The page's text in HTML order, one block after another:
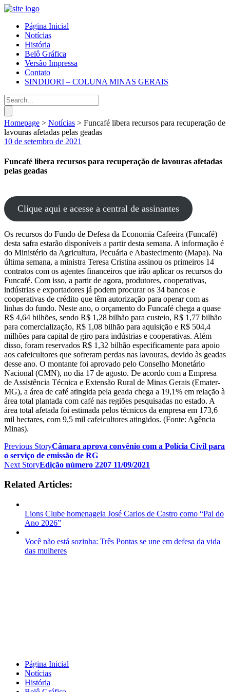
Página Inicial
Notícias
História
Belô Gráfica
Versão Impressa
Contato
SINDIJORI – COLUNA MINAS GERAIS
Homepage > Notícias > Funcafé libera recursos para recuperação de
lavouras afetadas pelas geadas
10 de setembro de 2021
Funcafé libera recursos para recuperação de lavouras afetadas
pelas geadas
Clique aqui e acesse a central de assinantes
Os recursos do Fundo de Defesa da Economia Cafeeira (Funcafé)
desta safra estarão disponíveis a partir desta semana. A informação é
do Ministério da Agricultura, Pecuária e Abastecimento (Mapa). Na
última semana, a ministra Teresa Cristina assinou os primeiros 14
contratos com os agentes financeiros que irão aplicar os recursos do
Funcafé. Com isso, a partir de agora, produtores, cooperativas,
indústrias e exportadores já podem procurar os 34 bancos e
cooperativas de crédito que têm autorização para operar com as
linhas do fundo. Neste ano, o orçamento do Funcafé chega a quase
R$ 4,64 bilhões, sendo R$ 1,28 bilhão para custeio, R$ 1,77 bilhão
para comercialização, R$ 1,08 bilhão para aquisição e R$ 504,4
milhões para capital de giro para indústrias e cooperativas. Além
disso, foram reservados R$ 1,32 bilhão especificamente para apoio
aos cafeicultores que sofreram perdas nas lavouras, devido às geadas
desse ano. O montante foi aprovado pelo Conselho Monetário
Nacional (CMN), no dia 17 de agosto. De acordo com a Empresa
de Assistência Técnica e Extensão Rural de Minas Gerais (Emater-
MG), a área de café atingida pela geada chega a 19,1% em relação à
área total plantada com café nas regiões pesquisadas no estado. A
área total afetada foi estimada pelos técnicos da empresa em 173,6
mil hectares, com 9,5 mil cafeicultores atingidos. (Fonte: Agência
Minas).
Previous StoryCâmara aprova convênio com a Polícia Civil para
o serviço de emissão de RG
Next StoryEdição número 2207 11/09/2021
Related Articles:
Lions Clube homenageia José Carlos de Castro como “Pai do
Ano 2026”
Você não está sozinha: Três Pontas se une em defesa da vida
das mulheres
Página Inicial
Notícias
História